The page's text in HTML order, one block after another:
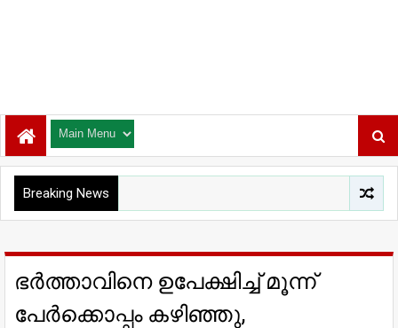
Breaking News
ഭര്‍ത്താവിനെ ഉപേക്ഷിച്ച്‌ മൂന്ന്
പേര്‍ക്കൊപ്പം കഴിഞ്ഞു,​